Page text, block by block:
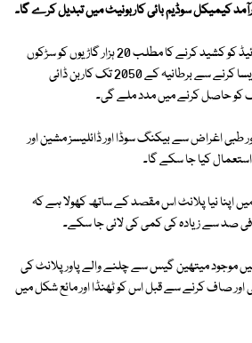
کیمیکل سوڈیم بائی کاربونیٹ میں تبدیل کرے گا۔
اتنی مقدار میں کاربن ڈائی آکسائیڈ کو کشید کرنے کا مطلب 20 ہزار گاڑیوں کو سڑکوں
سے ہٹانے کے مترادف ہوگا اور ایسا کرنے سے برطانیہ کے 2050 تک کاربن ڈائی
کو حاصل کرنے میں مدد ملے گی۔
طبی اغراض سے بیکنگ سوڈا اور ڈائلیسز مشین اور
کیا جا سکے گا۔
میں اپنا نیا پلانٹ اس مقصد کے ساتھ کھولا ہے کہ
موجود میتھین گیس سے چلنے والے پاور پلانٹ کی
صاف کرنے سے قبل اس کو ٹھنڈا اور مائع شکل میں